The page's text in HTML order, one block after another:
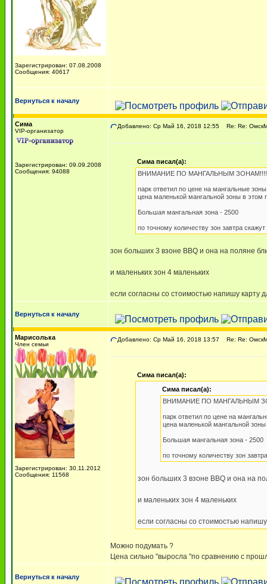
Зарегистрирован: 07.08.2008
Сообщения: 40617
Вернуться к началу
Сима
VIP-организатор
Зарегистрирован: 09.09.2008
Сообщения: 94088
Добавлено: Ср Май 16, 2018 12:55 Re: Re:
Сима писал(а):
ВНИМАНИЕ ПО МАНГАЛЬНЫМ
парк ответил по цене на мангальные зоны
цена маленькой мангальной зоны в этом
Большая мангальная зона - 2500
по точному количеству зон завтра скажут
зон больших 3 взоне BBQ и она на поляне
и маленьких зон 4 маленьких
если согласны со стоимостью напишу карту
Вернуться к началу
Марисолька
Член семьи
Зарегистрирован: 30.11.2012
Сообщения: 11568
Добавлено: Ср Май 16, 2018 13:57 Re: Re:
Сима писал(а):
Сима писал(а):
ВНИМАНИЕ ПО МАНГАЛЬНЫМ
парк ответил по цене на
цена маленькой мангальной
Большая мангальная зона - 2500
по точному количеству зон
зон больших 3 взоне BBQ и она на
и маленьких зон 4 маленьких
если согласны со стоимостью
Можно подумать ?
Цена сильно "выросла "по сравнению с
Вернуться к началу